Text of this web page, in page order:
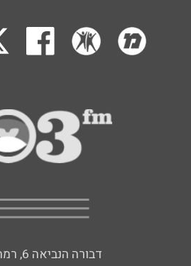
דבורה הנביאה 6, רמת השרון